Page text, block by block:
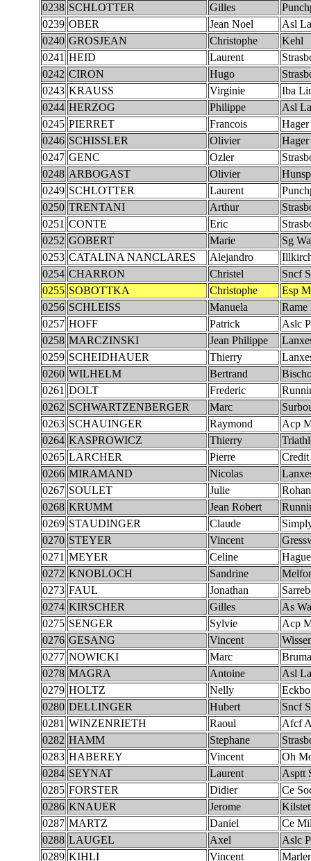
0238 SCHLOTTER Gilles
0239 OBER Jean Noel
Asl
0240 GROSJEAN Christophe
Kehl
0241 HEID Laurent
0242 CIRON Hugo
0243 KRAUSS Virginie
Iba
0244 HERZOG Philippe
Asl
0245 PIERRET Francois
0246 SCHISSLER Olivier
0247 GENC Ozler
0248 ARBOGAST Olivier
0249 SCHLOTTER Laurent
0250 TRENTANI Arthur
0251 CONTE Eric
0252 GOBERT Marie
Sg
0253 CATALINA NANCLARES Alejandro
0254 CHARRON Christel
Sncf
0255 SOBOTTKA Christophe
Esp
0256 SCHLEISS Manuela
Rame
0257 HOFF Patrick
Aslc
0258 MARCZINSKI Jean Philippe
0259 SCHEIDHAUER Thierry
0260 WILHELM Bertrand
0261 DOLT Frederic
0262 SCHWARTZENBERGER Marc
0263 SCHAUINGER Raymond
Acp
0264 KASPROWICZ Thierry
0265 LARCHER Pierre
0266 MIRAMAND Nicolas
0267 SOULET Julie
0268 KRUMM Jean Robert
0269 STAUDINGER Claude
0270 STEYER Vincent
0271 MEYER Celine
0272 KNOBLOCH Sandrine
0273 FAUL Jonathan
0274 KIRSCHER Gilles
As
0275 SENGER Sylvie
Acp
0276 GESANG Vincent
0277 NOWICKI Marc
0278 MAGRA Antoine
Asl
0279 HOLTZ Nelly
0280 DELLINGER Hubert
Sncf
0281 WINZENRIETH Raoul
Afcf
0282 HAMM Stephane
0283 HABEREY Vincent
Oh
0284 SEYNAT Laurent
Asptt
0285 FORSTER Didier
Ce
0286 KNAUER Jerome
0287 MARTZ Daniel
Ce
0288 LAUGEL Axel
Aslc
0289 KIHLI Vincent